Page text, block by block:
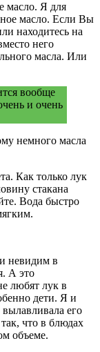
масло. Я для
масло. Если Вы
находитесь на
него
масла. Или
вообще
и очень
немного масла
Как только лук
стакана
Вода быстро
невидим в
А это
любят лук в
дети. Я и
вылавливала его
что в блюдах
объеме.